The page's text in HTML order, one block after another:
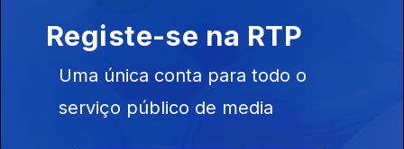
Registe-se na RTP
Uma única conta para todo o
serviço público de media